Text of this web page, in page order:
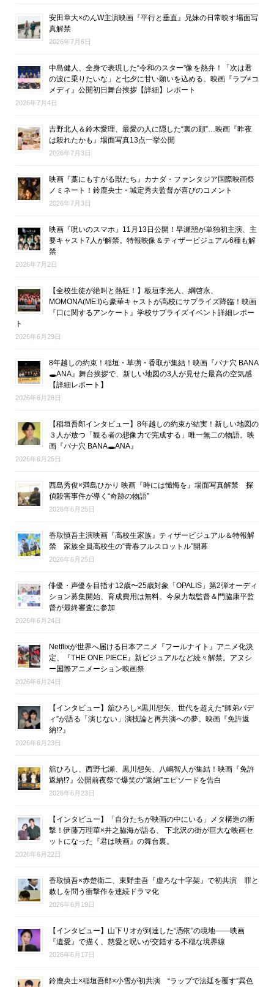
安田章大×のんW主演映画『平行と垂直』兄妹の日常映す場面写
真解禁
2026年7月6日
中島健人、全身で表現した“令和のスター”像を熱弁！「次は君
の波に乗りたいな」と七夕に甘い願いを込める。映画『ラブ≠コ
メディ』公開初日舞台挨拶【詳細】レポート
2026年7月4日
吉野北人＆鈴木愛理、最愛の人に隠した“裏の顔”…映画『昨夜
は殺れたかも』場面写真13点一挙公開
2026年7月3日
映画『藁にもすがる獣たち』カナダ・ファンタジア国際映画祭
ノミネート！鈴鹿央士・城定秀夫監督が喜びのコメント
2026年7月3日
映画『呪いのスマホ』11月13日公開！早瀬憩が単独初主演、主
要キャスト7人が解禁。特報映像＆ティザービジュアル6種も解
禁
2026年7月2日
【全校生徒が絶叫と熱狂！】板垣李光人、綱啓永、
MOMONA(ME:I)ら豪華キャストが高校にサプライズ降臨！映画
『口に関するアンケート』学校サプライズイベント詳細レポー
ト
2026年6月29日
8年越しの約束！稲垣・草彅・香取が集結！映画『バナ穴 BANA
🕳ANA』舞台挨拶で、新しい地図の3人が見せた最高の空気感
【詳細レポート】
2026年6月28日
【稲垣吾郎インタビュー】8年越しの約束が結実！新しい地図の
３人が放つ「観る者の想像力で完成する」唯一無二の物語。映
画『バナ穴 BANA🕳ANA』
2026年6月25日
西島秀俊×満島ひかり 映画『時には懺悔を』場面写真解禁 探
偵殺害事件が導く“奇跡の物語”
2026年6月25日
香取慎吾主演映画『高校生家族』ティザービジュアル＆特報解
禁 家族全員高校生の“青春フルスロットル”開幕
2026年6月25日
俳優・声優を目指す12歳〜25歳対象「OPALIS」第2弾オーディ
ション募集開始、育成費用は無料。今泉力哉監督＆門脇康平監
督が最終審査に参加
2026年6月24日
Netflixが世界へ届ける日本アニメ『フールナイト』アニメ化決
定、『THE ONE PIECE』新ビジュアルなど続々解禁。アヌシ
ー国際アニメーション映画祭
2026年6月24日
【インタビュー】舘ひろし×黒川想矢、世代を超えた“師弟バデ
ィ”が語る「演じない」演技論と再共演への夢。映画『免許返
納!?』
2026年6月23日
舘ひろし、西野七瀬、黒川想矢、八嶋智人が集結！映画『免許
返納!?』公開前夜祭で爆笑の“返納”エピソードを告白
2026年6月23日
【インタビュー】「自分たちが映画の中にいる」メタ構造の衝
撃！伊藤万理華×井之脇海が語る、 下北沢の街が巨大な映画セ
ットになった『君は映画』の舞台裏。
2026年6月22日
香取慎吾×赤楚衛二、東野圭吾『虚ろな十字架』で初共演 罪と
赦しを問う衝撃作を連続ドラマ化
2026年6月19日
【インタビュー】山下リオが到達した“憑依”の境地――映画
『遺愛』で描く、慈愛と呪いが交錯する不穏な境界線
2026年6月17日
鈴鹿央士×稲垣吾郎×小雪が初共演 “ラップで法廷を覆す”異色